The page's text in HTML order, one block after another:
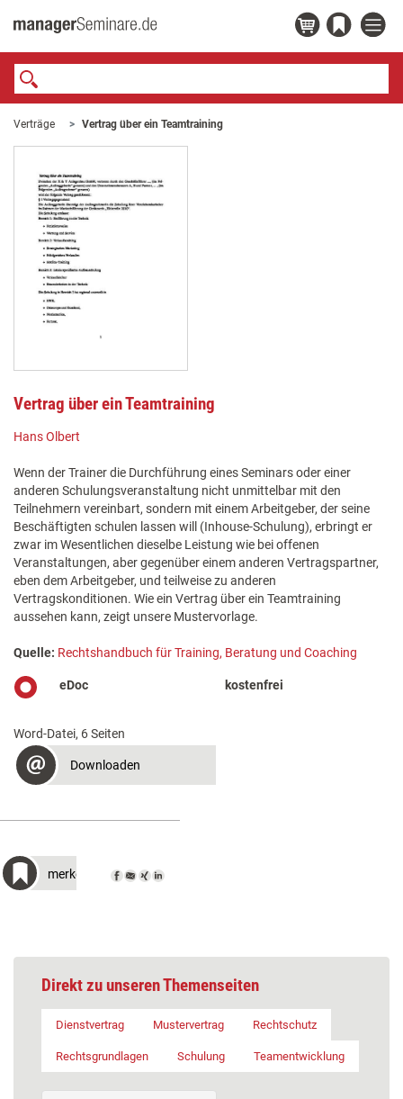
Verträge Vertrag über ein Teamtraining
Vertrag über ein Teamtraining
Hans Olbert
Wenn der Trainer die Durchführung eines Seminars oder einer
anderen Schulungsveranstaltung nicht unmittelbar mit den
Teilnehmern vereinbart, sondern mit einem Arbeitgeber, der seine
Beschäftigten schulen lassen will (Inhouse-Schulung), erbringt er
zwar im Wesentlichen dieselbe Leistung wie bei offenen
Veranstaltungen, aber gegenüber einem anderen Vertragspartner,
eben dem Arbeitgeber, und teilweise zu anderen
Vertragskonditionen. Wie ein Vertrag über ein Teamtraining
aussehen kann, zeigt unsere Mustervorlage.
Quelle: Rechtshandbuch für Training, Beratung und Coaching
eDoc kostenfrei
Word-Datei, 6 Seiten
Downloaden
merken
Direkt zu unseren Themenseiten
Dienstvertrag Mustervertrag Rechtschutz
Rechtsgrundlagen Schulung Teamentwicklung